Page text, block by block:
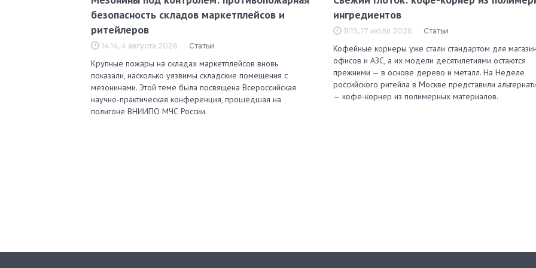
безопасность складов маркетплейсов и
ритейлеров
14:14, 4 августа 2026 Статьи
Крупные пожары на складах маркетплейсов вновь
показали, насколько уязвимы складские помещения с
мезонинами. Этой теме была посвящена Всероссийская
научно-практическая конференция, прошедшая на
полигоне ВНИИПО МЧС России.
ингредиентов
11:19, 17 июля 2026 Статьи
Кофейные корнеры уже стали стандартом для
офисов и АЗС, а их модели десятилетиями остаются
прежними — в основе дерево и металл. На Неделе
российского ритейла в Москве представили
— кофе-корнер из полимерных материалов.